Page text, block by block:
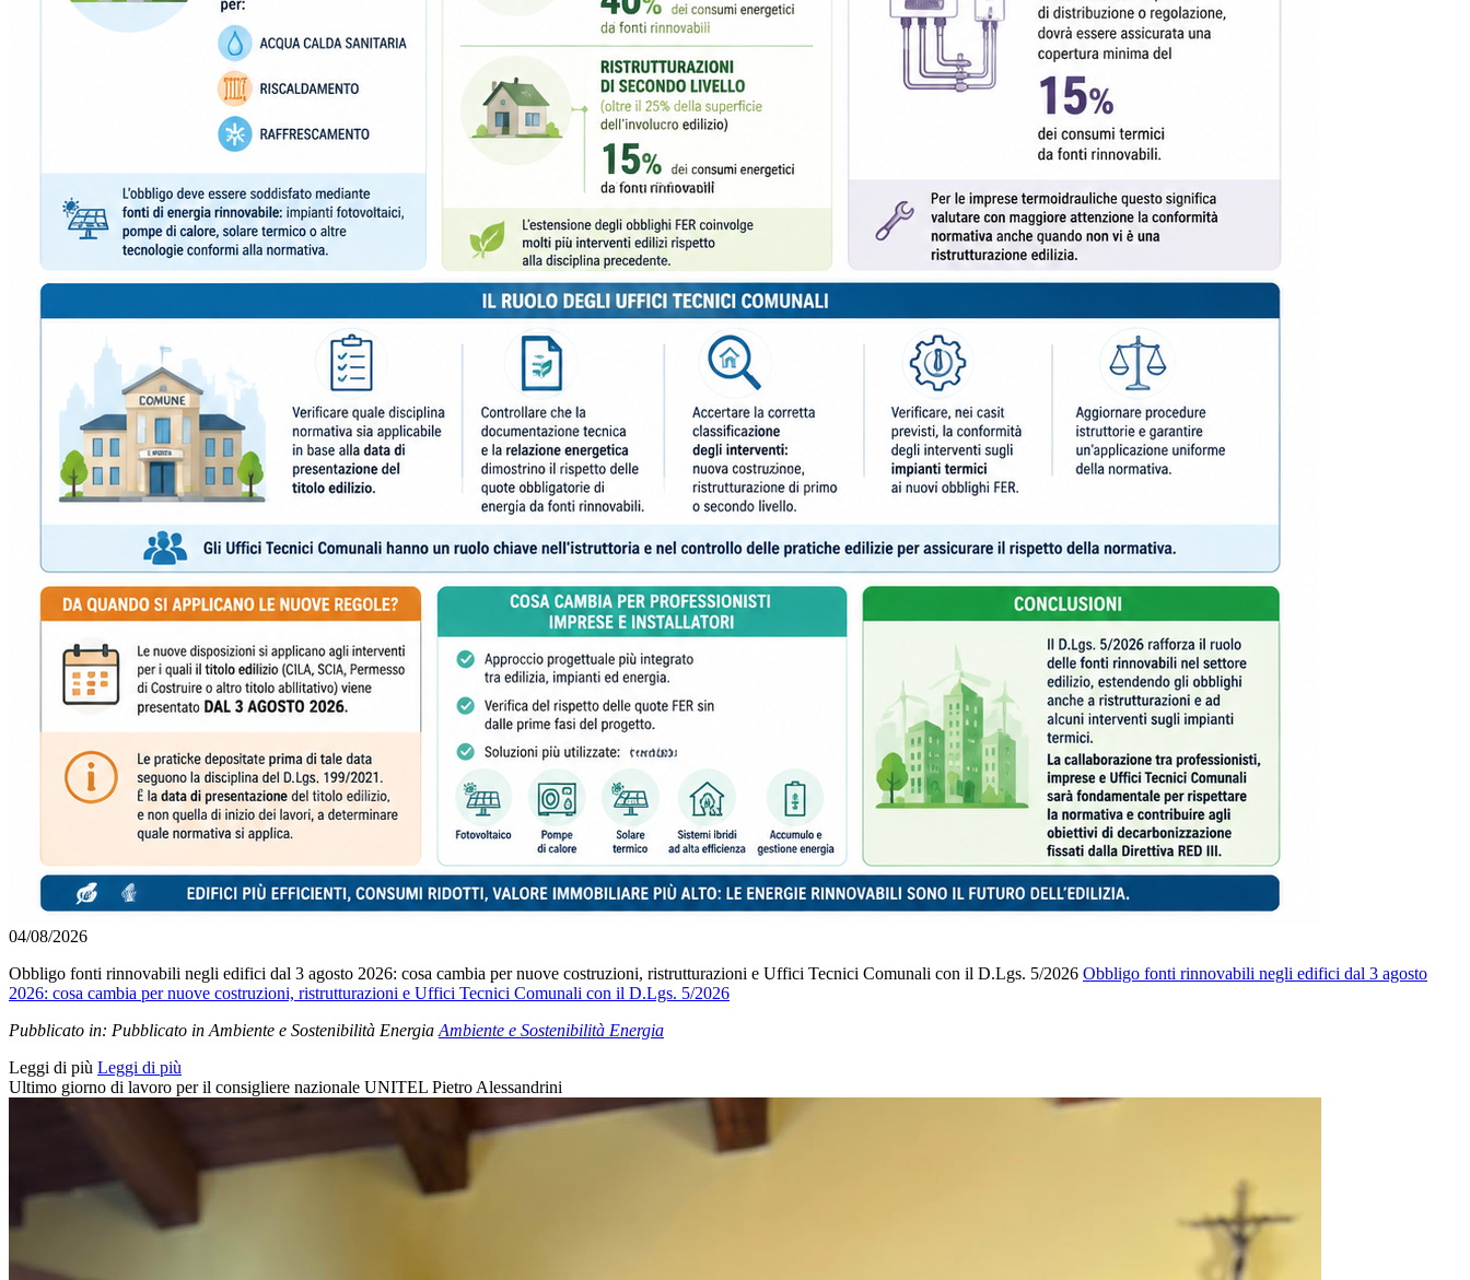
04/08/2026
Obbligo fonti rinnovabili negli edifici dal 3 agosto 2026: cosa cambia per nuove costruzioni, ristrutturazioni e Uffici Tecnici Comunali con il D.Lgs. 5/2026 Obbligo fonti rinnovabili negli edifici dal 3 agosto
2026: cosa cambia per nuove costruzioni, ristrutturazioni e Uffici Tecnici Comunali con il D.Lgs. 5/2026
Pubblicato in: Pubblicato in Ambiente e Sostenibilità Energia Ambiente e Sostenibilità Energia
Leggi di più Leggi di più
Ultimo giorno di lavoro per il consigliere nazionale UNITEL Pietro Alessandrini